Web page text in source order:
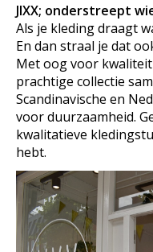
JIXX; onderstreept
Als je kleding draagt
En dan straal je dat
Met oog voor
prachtige collectie
Scandinavische en
voor duurzaamheid.
kwalitatieve
hebt.